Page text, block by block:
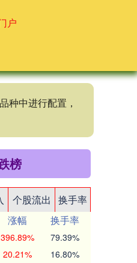
户
种中进行配置，
榜
个股流出
换手率
涨幅
换手率
396.89% 79.39%
20.21% 16.80%